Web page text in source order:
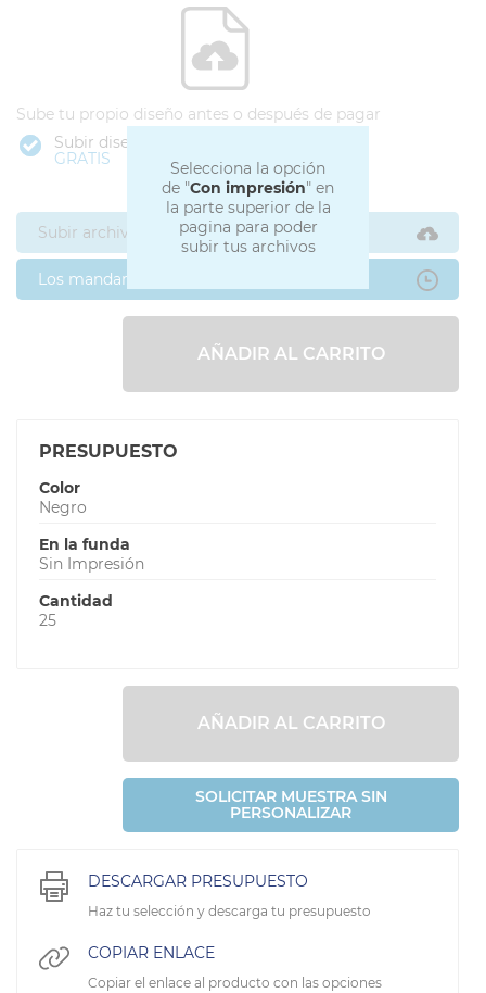
Selecciona la opción
de "Con impresión" en
la parte superior de la
pagina para poder
subir tus archivos
Sube tu propio diseño antes o después de pagar
Subir diseño
GRATIS
Subir archivos ahora
Los mandaré después
AÑADIR AL CARRITO
PRESUPUESTO
Color
Negro
En la funda
Sin Impresión
Cantidad
25
AÑADIR AL CARRITO
SOLICITAR MUESTRA SIN
PERSONALIZAR
DESCARGAR PRESUPUESTO
Haz tu selección y descarga tu presupuesto
COPIAR ENLACE
Copiar el enlace al producto con las opciones